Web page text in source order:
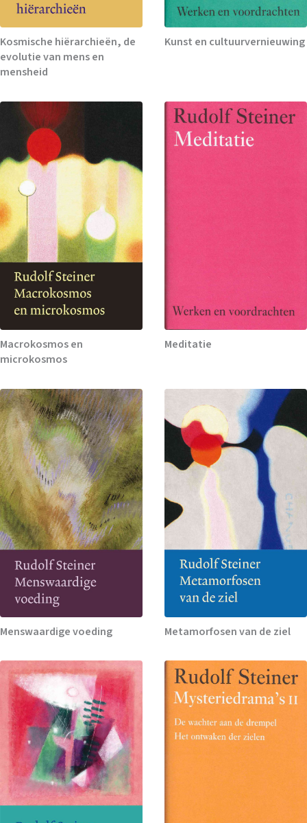
Kosmische hiërarchieën, de
evolutie van mens en
mensheid
Kunst en cultuurvernieuwing
Macrokosmos en
microkosmos
Meditatie
Menswaardige voeding Metamorfosen van de ziel